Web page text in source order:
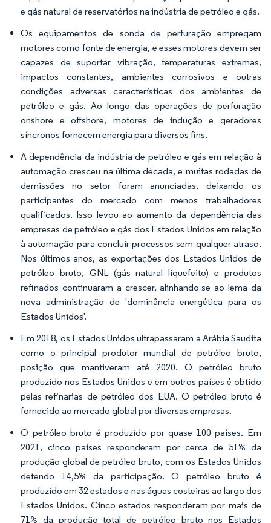
e gás natural de reservatórios na indústria de petróleo e gás.
Os equipamentos de sonda de perfuração empregam
motores como fonte de energia, e esses motores devem ser
capazes de suportar vibração, temperaturas extremas,
impactos constantes, ambientes corrosivos e outras
condições adversas características dos ambientes de
petróleo e gás. Ao longo das operações de perfuração
onshore e offshore, motores de indução e geradores
síncronos fornecem energia para diversos fins.
A dependência da indústria de petróleo e gás em relação à
automação cresceu na última década, e muitas rodadas de
demissões no setor foram anunciadas, deixando os
participantes do mercado com menos trabalhadores
qualificados. Isso levou ao aumento da dependência das
empresas de petróleo e gás dos Estados Unidos em relação
à automação para concluir processos sem qualquer atraso.
Nos últimos anos, as exportações dos Estados Unidos de
petróleo bruto, GNL (gás natural liquefeito) e produtos
refinados continuaram a crescer, alinhando-se ao lema da
nova administração de 'dominância energética para os
Estados Unidos'.
Em 2018, os Estados Unidos ultrapassaram a Arábia Saudita
como o principal produtor mundial de petróleo bruto,
posição que mantiveram até 2020. O petróleo bruto
produzido nos Estados Unidos e em outros países é obtido
pelas refinarias de petróleo dos EUA. O petróleo bruto é
fornecido ao mercado global por diversas empresas.
O petróleo bruto é produzido por quase 100 países. Em
2021, cinco países responderam por cerca de 51% da
produção global de petróleo bruto, com os Estados Unidos
detendo 14,5% da participação. O petróleo bruto é
produzido em 32 estados e nas águas costeiras ao largo dos
Estados Unidos. Cinco estados responderam por mais de
71% da produção total de petróleo bruto nos Estados